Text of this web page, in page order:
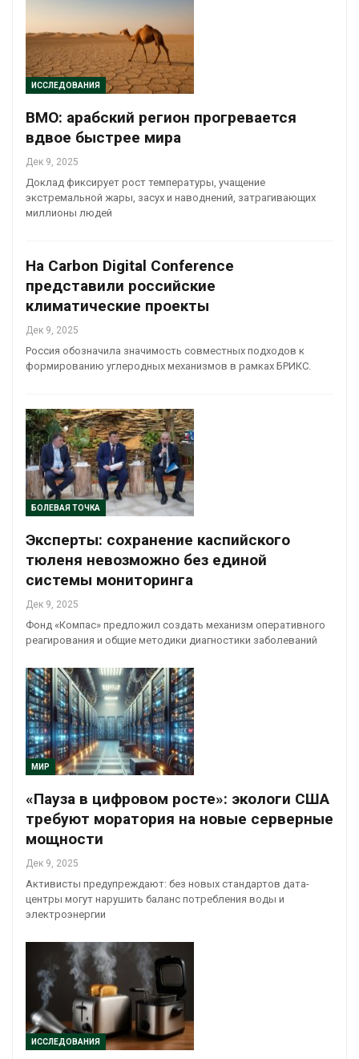
ИССЛЕДОВАНИЯ
ВМО: арабский регион прогревается
вдвое быстрее мира
Дек 9, 2025
Доклад фиксирует рост температуры, учащение
экстремальной жары, засух и наводнений, затрагивающих
миллионы людей
На Carbon Digital Conference
представили российские
климатические проекты
Дек 9, 2025
Россия обозначила значимость совместных подходов к
формированию углеродных механизмов в рамках БРИКС.
БОЛЕВАЯ ТОЧКА
Эксперты: сохранение каспийского
тюленя невозможно без единой
системы мониторинга
Дек 9, 2025
Фонд «Компас» предложил создать механизм оперативного
реагирования и общие методики диагностики заболеваний
МИР
«Пауза в цифровом росте»: экологи США
требуют моратория на новые серверные
мощности
Дек 9, 2025
Активисты предупреждают: без новых стандартов дата-
центры могут нарушить баланс потребления воды и
электроэнергии
ИССЛЕДОВАНИЯ